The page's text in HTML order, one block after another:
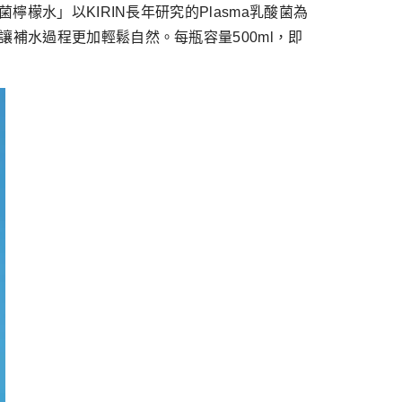
檸檬水」以KIRIN長年研究的Plasma乳酸菌為
補水過程更加輕鬆自然。每瓶容量500ml，即